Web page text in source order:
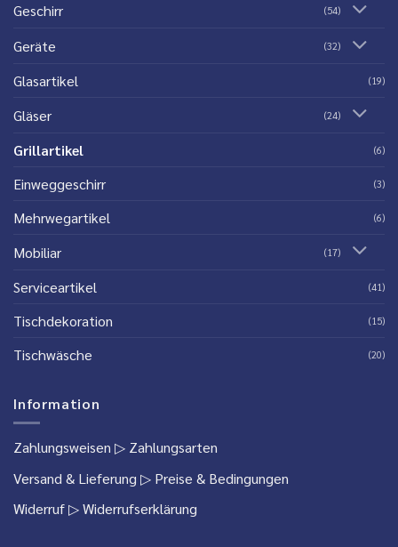
Geschirr (54)
Geräte (32)
Glasartikel (19)
Gläser (24)
Grillartikel (6)
Einweggeschirr (3)
Mehrwegartikel (6)
Mobiliar (17)
Serviceartikel (41)
Tischdekoration (15)
Tischwäsche (20)
Information
Zahlungsweisen ▷ Zahlungsarten
Versand & Lieferung ▷ Preise & Bedingungen
Widerruf▷ Widerrufserklärung